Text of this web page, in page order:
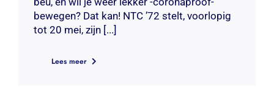
bewegen? Dat kan! NTC ’72 stelt, voorlopig
tot 20 mei, zijn [...]
Lees meer